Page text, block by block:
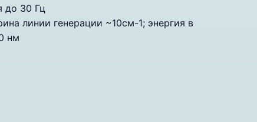
до 30 Гц
линии генерации ~10см-1; энергия в
нм